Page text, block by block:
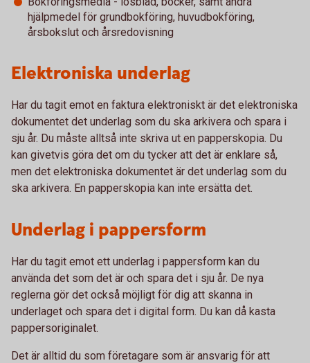
hjälpmedel för grundbokföring, huvudbokföring,
årsbokslut och årsredovisning
Elektroniska underlag
Har du tagit emot en faktura elektroniskt är det elektroniska
dokumentet det underlag som du ska arkivera och spara i
sju år. Du måste alltså inte skriva ut en papperskopia. Du
kan givetvis göra det om du tycker att det är enklare så,
men det elektroniska dokumentet är det underlag som du
ska arkivera. En papperskopia kan inte ersätta det.
Underlag i pappersform
Har du tagit emot ett underlag i pappersform kan du
använda det som det är och spara det i sju år. De nya
reglerna gör det också möjligt för dig att skanna in
underlaget och spara det i digital form. Du kan då kasta
pappersoriginalet.
Det är alltid du som företagare som är ansvarig för att